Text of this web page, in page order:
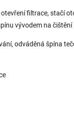
filtrace, stačí
vývodem na čištění
odváděná špína